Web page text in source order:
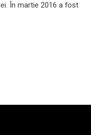
În martie 2016 a fost